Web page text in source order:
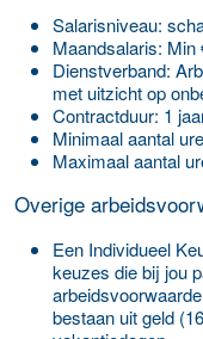
Salaris­niveau:
Maand­salaris: Min
Dienst­verband:
met uitzicht op
Contract­duur: 1
Minimaal aantal
Maximaal aantal
Overige
Een Individueel
keuzes die bij jou
bestaan uit geld